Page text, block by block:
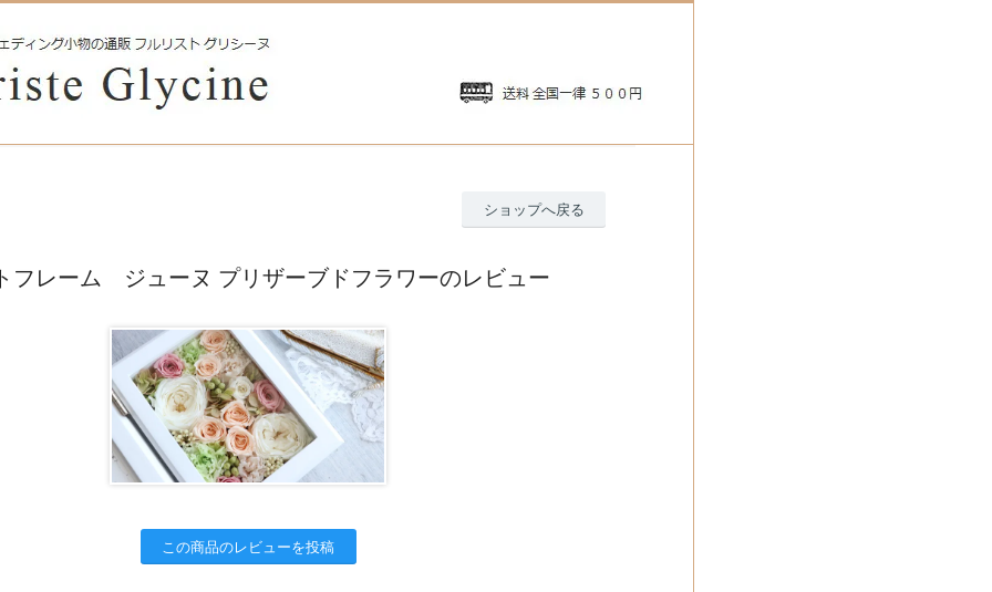
ショップへ戻る
フレーム ジューヌ プリザーブドフラワーのレビュー
この商品のレビューを投稿